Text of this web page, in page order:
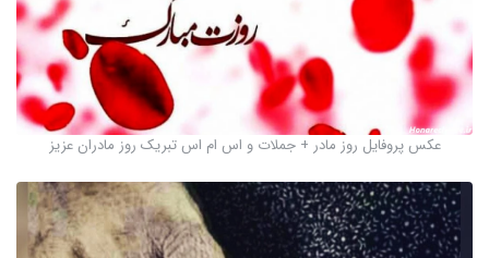
عکس پروفایل روز مادر + جملات و اس ام اس تبریک روز مادران عزیز